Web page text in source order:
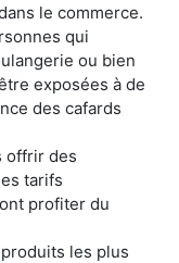
le commerce.
qui
ou bien
exposées à de
des cafards
offrir des
tarifs
profiter du
les plus